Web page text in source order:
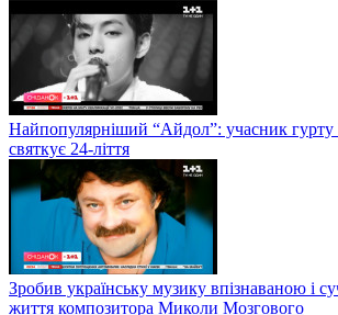
Найпопулярніший “Айдол”: учасник
святкує 24-ліття
Зробив українську музику впізнаваною і
життя композитора Миколи Мозгового